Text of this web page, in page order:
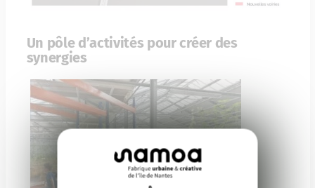
Un pôle d’activités pour créer des
synergies